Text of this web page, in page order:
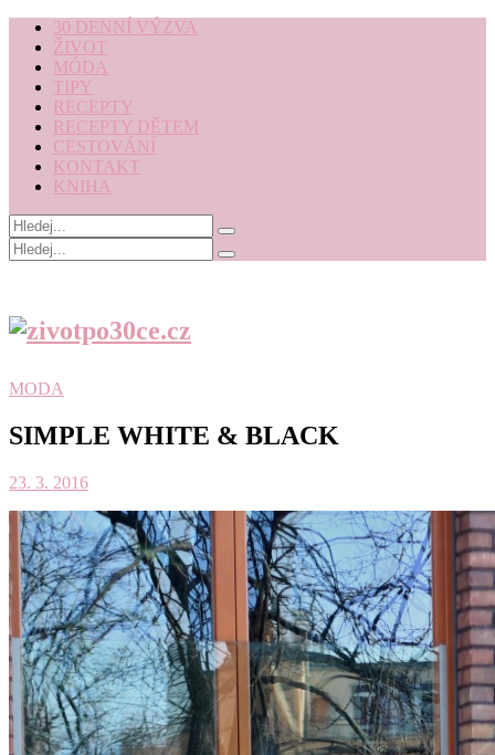
30 DENNÍ VÝZVA
ŽIVOT
MÓDA
TIPY
RECEPTY
RECEPTY DĚTEM
CESTOVÁNÍ
KONTAKT
KNIHA
MODA
SIMPLE WHITE & BLACK
23. 3. 2016